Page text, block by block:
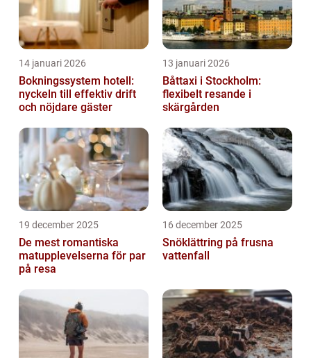
14 januari 2026
Bokningssystem hotell:
nyckeln till effektiv drift
och nöjdare gäster
13 januari 2026
Båttaxi i Stockholm:
flexibelt resande i
skärgården
19 december 2025
De mest romantiska
matupplevelserna för par
på resa
16 december 2025
Snöklättring på frusna
vattenfall